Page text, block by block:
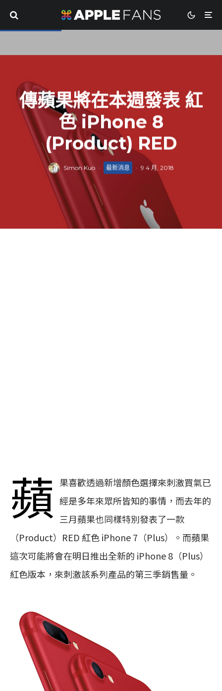
傳蘋果將在本週發表 紅
色 iPhone 8
(Product) RED
Simon Kuo · 最新消息 · 9 4 月, 2018
蘋
果喜歡透過新增顏色選擇來刺激買氣已
經是多年來眾所皆知的事情，而去年的
三月蘋果也同樣特別發表了一款
（Product）RED 紅色 iPhone 7（Plus）。而蘋果
這次可能將會在明日推出全新的 iPhone 8（Plus）
紅色版本，來刺激該系列產品的第三季銷售量。